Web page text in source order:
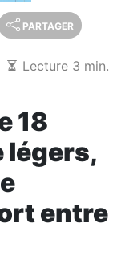
PARTAGER
Lecture 3 min.
18
légers,
entre